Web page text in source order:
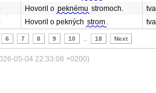
Hovoril o peknému stromoch.
Hovoril o pekných strom .
6 7 8 9 10 18 Next
05-04 22:33:08 +0200)